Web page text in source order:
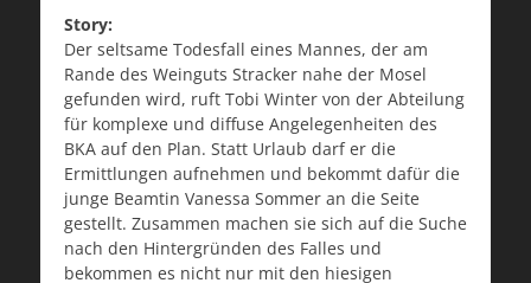
Story:
Der seltsame Todesfall eines Mannes, der am
Rande des Weinguts Stracker nahe der Mosel
gefunden wird, ruft Tobi Winter von der Abteilung
für komplexe und diffuse Angelegenheiten des
BKA auf den Plan. Statt Urlaub darf er die
Ermittlungen aufnehmen und bekommt dafür die
junge Beamtin Vanessa Sommer an die Seite
gestellt. Zusammen machen sie sich auf die Suche
nach den Hintergründen des Falles und
bekommen es nicht nur mit den hiesigen